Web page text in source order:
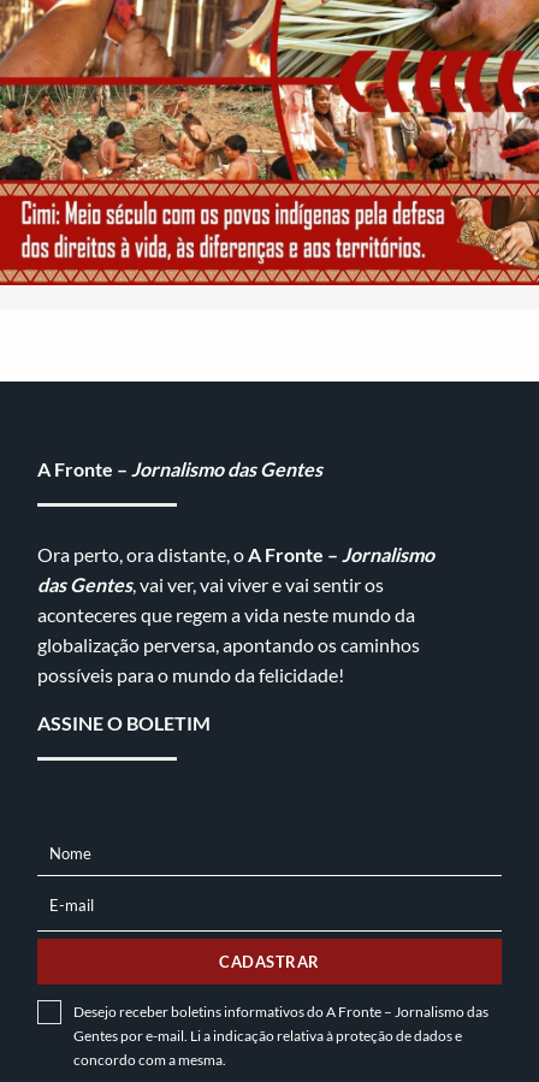
A Fronte – Jornalismo das Gentes
Ora perto, ora distante, oA Fronte – Jornalismo
das Gentes, vai ver, vai viver e vai sentir os
aconteceres que regem a vida neste mundo da
globalização perversa, apontando os caminhos
possíveis para o mundo da felicidade!
ASSINE O BOLETIM
NOME
Nome
MAIL
E-mail
CADASTRAR
Desejo receber boletins informativos do A Fronte – Jornalismo das
Gentes por e-mail. Li a indicação relativa àproteção de dadose
concordo com a mesma.